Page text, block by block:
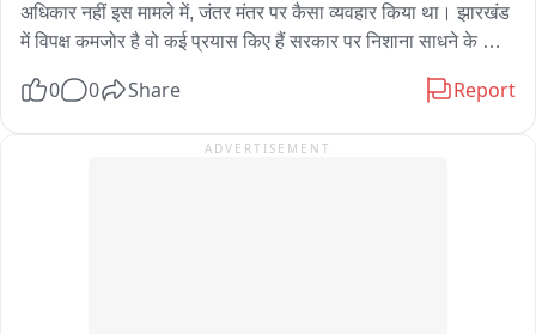
अधिकार नहीं इस मामले में, जंतर मंतर पर कैसा व्यवहार किया था। झारखंड
में विपक्ष कमजोर है वो कई प्रयास किए हैं सरकार पर निशाना साधने के लिए,
में जो बातें आयेगी उसके अनुसार कार्रवाई होगी।
0 0 Share Report
ADVERTISEMENT